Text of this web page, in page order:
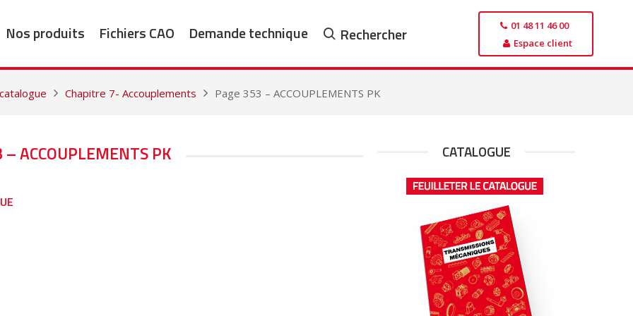
Nos produits Fichiers CAO Demande technique Rechercher
01 48 11 46 00
Espace client
Chapitre 7- Accouplements Page 353 – ACCOUPLEMENTS PK
ACCOUPLEMENTS PK CATALOGUE